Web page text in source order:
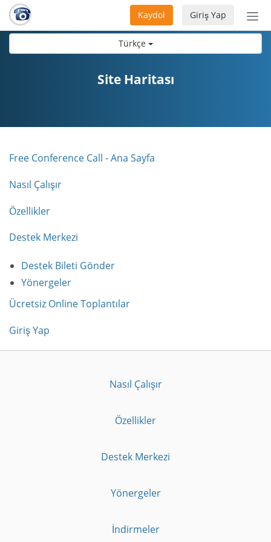
Türkçe
aç/
Giriş Yap
Kaydol
Site Haritası
Free Conference Call - Ana Sayfa
Nasıl Çalışır
Özellikler
Destek Merkezi
Destek Bileti Gönder
Yönergeler
Ücretsiz Online Toplantılar
Giriş Yap
Nasıl Çalışır
Özellikler
Destek Merkezi
Yönergeler
İndirmeler